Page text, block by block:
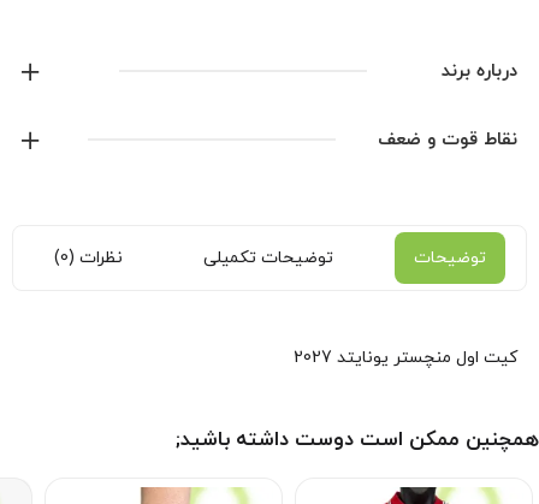
درباره برند
آدیداس
نقاط قوت و ضعف
توضیحات توضیحات تکمیلی نظرات (0)
کیت اول منچستر یونایتد 2027
همچنین ممکن است دوست داشته باشید;